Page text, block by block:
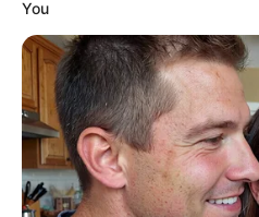
You